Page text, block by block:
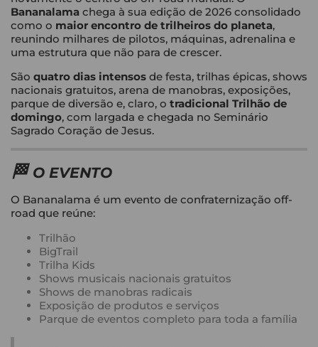
Bananalama chega à sua edição de 2026 consolidado
como o maior encontro de trilheiros do planeta,
reunindo milhares de pilotos, máquinas, adrenalina e
uma estrutura que não para de crescer.
São quatro dias intensos de festa, trilhas épicas, shows
nacionais gratuitos, arena de manobras, exposições,
parque de diversão e, claro, o tradicional Trilhão de
domingo, com largada e chegada no Seminário
Sagrado Coração de Jesus.
🏁 O EVENTO
O Bananalama é um evento de confraternização off-
road que reúne:
Trilhão
BigTrail
Trilha Kids
Shows musicais nacionais gratuitos
Shows de manobras radicais
Exposição de produtos e serviços
Parque de eventos completo para toda a família